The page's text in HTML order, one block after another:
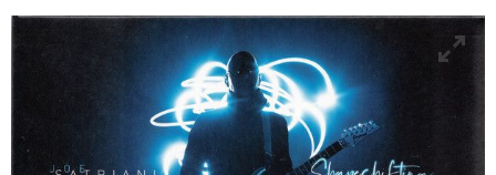
12. Here The Blue River 5:02
13. Yesterday's Yesterday 2:49